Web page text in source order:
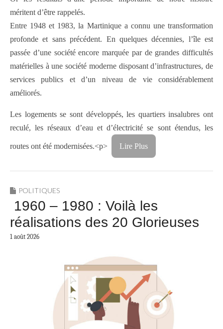
méritent d’être rappelés.
Entre 1948 et 1983, la Martinique a connu une transformation
profonde et sans précédent. En quelques décennies, l’île est
passée d’une société encore marquée par de grandes difficultés
matérielles à une société moderne disposant d’infrastructures, de
services publics et d’un niveau de vie considérablement
améliorés.
Les logements se sont développés, les quartiers insalubres ont
reculé, les réseaux d’eau et d’électricité se sont étendus, les
routes ont été modernisées.<p> Lire Plus
POLITIQUES
1960 – 1980 : Voilà les
réalisations des 20 Glorieuses
1 août 2026